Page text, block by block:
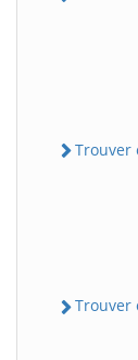
Trouver
Trouver